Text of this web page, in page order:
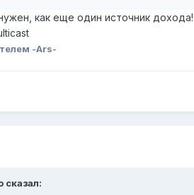
как еще один источник
-Ars-
сказал: